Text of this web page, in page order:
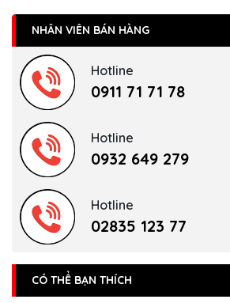
NHÂN VIÊN BÁN HÀNG
Hotline
0911 71 71 78
Hotline
0932 649 279
Hotline
02835 123 77
CÓ THỂ BẠN THÍCH